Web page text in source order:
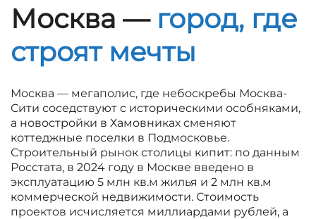
Москва — город, где
строят мечты
Москва — мегаполис, где небоскребы Москва-
Сити соседствуют с историческими особняками,
а новостройки в Хамовниках сменяют
коттеджные поселки в Подмосковье.
Строительный рынок столицы кипит: по данным
Росстата, в 2024 году в Москве введено в
эксплуатацию 5 млн кв.м жилья и 2 млн кв.м
коммерческой недвижимости. Стоимость
проектов исчисляется миллиардами рублей, а